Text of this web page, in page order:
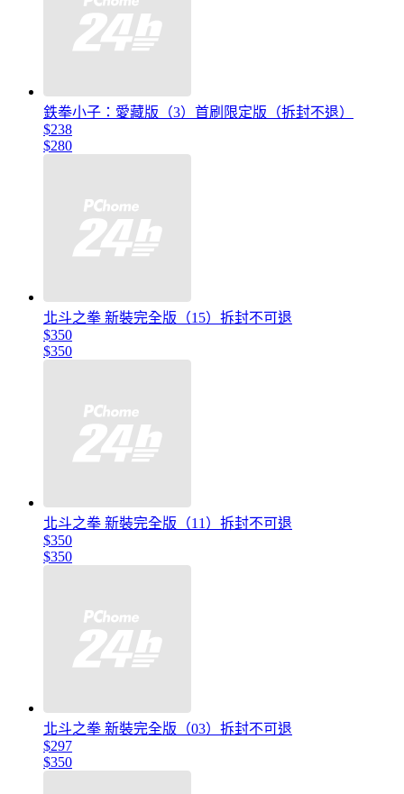
鉄拳小子：愛藏版（3）首刷限定版（拆封不退）
$238
$280
北斗之拳 新裝完全版（15）拆封不可退
$350
$350
北斗之拳 新裝完全版（11）拆封不可退
$350
$350
北斗之拳 新裝完全版（03）拆封不可退
$297
$350